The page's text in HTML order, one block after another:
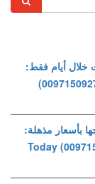
خلال أيام فقط:
خدمة سريعة ومضمونة عبر فلاي إن (00971509273130)
بأسعار مذهلة:
خدمة حجز عالمية عبر فلاي إن (00971509273130) Today